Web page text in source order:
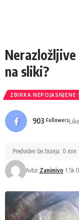
Nerazložljive
na sliki?
ZBIRKA NEPOJASNJENE
903 FollowersLike
Avtor:Zanimivo 1.5k
Predviden čas branja: 0 min